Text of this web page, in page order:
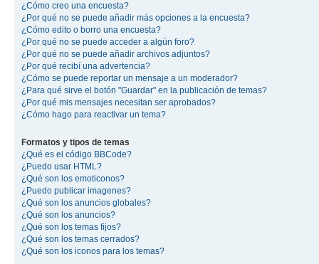
¿Cómo creo una encuesta?
¿Por qué no se puede añadir más opciones a la encuesta?
¿Cómo edito o borro una encuesta?
¿Por qué no se puede acceder a algún foro?
¿Por qué no se puede añadir archivos adjuntos?
¿Por qué recibí una advertencia?
¿Cómo se puede reportar un mensaje a un moderador?
¿Para qué sirve el botón "Guardar" en la publicación de temas?
¿Por qué mis mensajes necesitan ser aprobados?
¿Cómo hago para reactivar un tema?
Formatos y tipos de temas
¿Qué es el código BBCode?
¿Puedo usar HTML?
¿Qué son los emoticonos?
¿Puedo publicar imagenes?
¿Qué son los anuncios globales?
¿Qué son los anuncios?
¿Qué son los temas fijos?
¿Qué son los temas cerrados?
¿Qué son los iconos para los temas?